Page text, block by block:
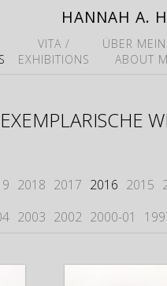
HANNAH A.
VITA /
EXHIBITIONS
ÜBER
ABOUT
EXEMPLARISCHE
2018 2017 2016 2015
2003 2002 2000-01